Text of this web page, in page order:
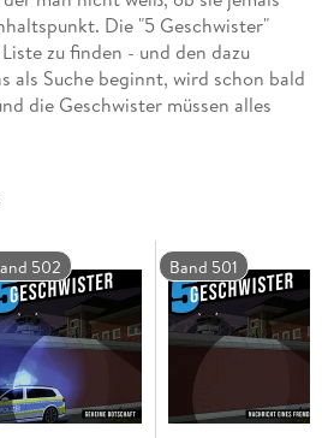
Die "5 Geschwister"
zu finden - und den dazu
als Suche beginnt, wird schon bald
die Geschwister müssen alles
Spannende
Kombinieren und christliche Werte,
502 Band 501